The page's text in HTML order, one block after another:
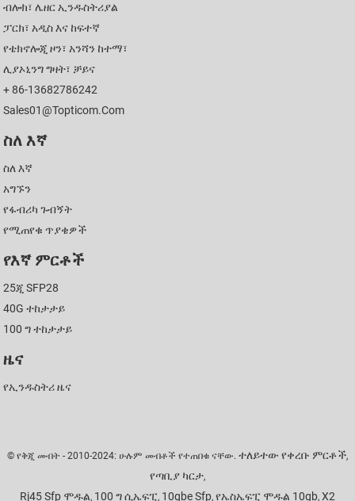
ብሎክ፣ ሌዘር ኢንዱስትሪያል
ፓርክ፣ አዲስ እና ከፍተኛ
የቴክኖሎጂ ዞን፣ አንሻን ከተማ፣
ሊያኦኒንግ ግዛት፣ ቻይና
+ 86-13682786242
Sales01@topticom.com
ስለ እኛ
ስለ እኛ
አግኙን
የፋብሪካ ጉብኝት
የሚጠየቁ ጥያቄዎች
የእኛ ምርቶች
25ጂ SFP28
40G ተከታታይ
100 ግ ተከታታይ
ዜና
የኢንዱስትሪ ዜና
© የቅጂ መብት - 2010-2024: ሁሉም መብቶች የተጠበቁ ናቸው. ተለይተው የቀረቡ ምርቶች,
የጣቢያ ካርታ,
Rj45 Sfp ሞዱል, 100 ግ ሲኤፍፒ, 10gbe Sfp, የኤስኤፍፒ ሞዱል 10gb, X2